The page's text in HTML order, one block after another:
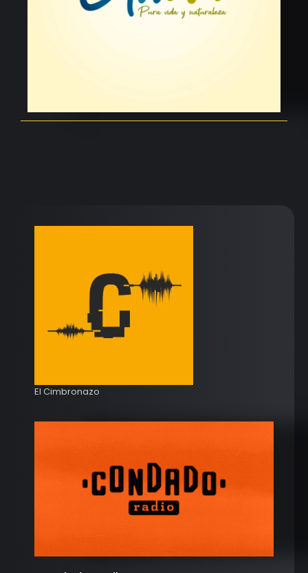
El Cimbronazo